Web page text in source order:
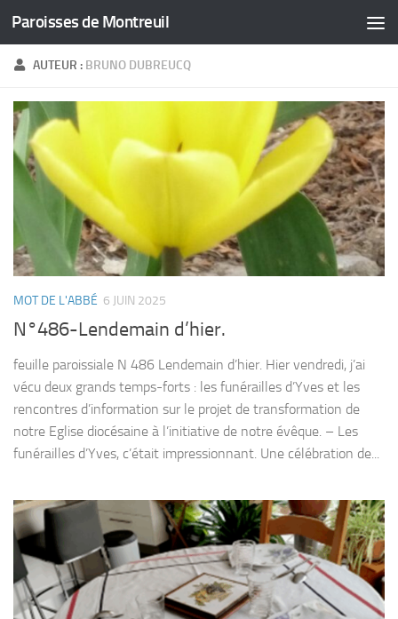
Skip to content
Paroisses de Montreuil
AUTEUR : BRUNO DUBREUCQ
MOT DE L'ABBÉ 6 JUIN 2025
N°486-Lendemain d’hier.
feuille paroissiale N 486 Lendemain d’hier. Hier vendredi, j’ai
vécu deux grands temps-forts : les funérailles d’Yves et les
rencontres d’information sur le projet de transformation de
notre Eglise diocésaine à l’initiative de notre évêque. – Les
funérailles d’Yves, c’était impressionnant. Une célébration de...